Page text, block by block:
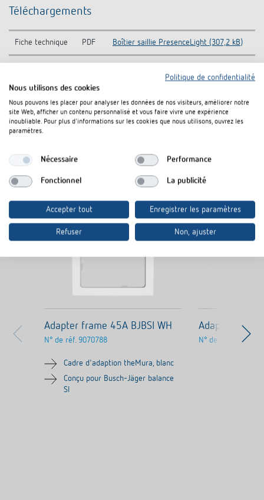
Téléchargements
Fiche technique PDF Boîtier saillie PresenceLight (307,2 kB)
Rajouter au panier de documents
Produits similaires
Adapter frame 45A BJBSI WH
N° de réf. 9070788
Cadre d'adaption theMura, blanc
Conçu pour Busch-Jäger balance
SI
Adapter frame
N° de réf. 9070754
Politique de confidentialité
Nous utilisons des cookies
Nous pouvons les placer pour analyser les données de nos visiteurs, améliorer notre
site Web, afficher un contenu personnalisé et vous faire vivre une expérience
inoubliable. Pour plus d'informations sur les cookies que nous utilisons, ouvrez les
paramètres.
Nécessaire Performance
Fonctionnel La publicité
Accepter tout Enregistrer les paramètres
Refuser Non, ajuster